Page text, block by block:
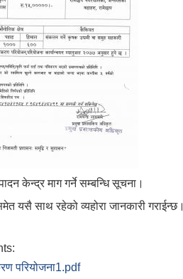
केन्द्र माग गर्ने सम्बन्धि सूचना।
यसै साथ रहेको व्यहोरा जानकारी गराईन्छ।
परियोजना1.pdf